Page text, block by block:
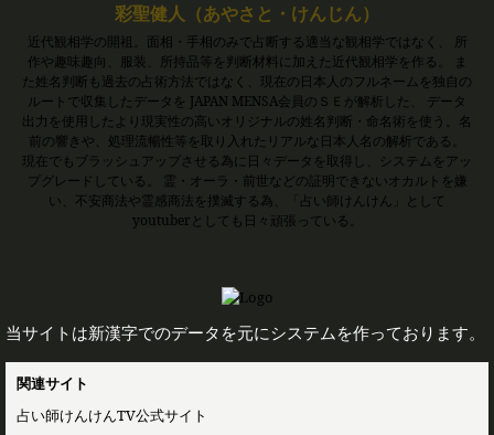
彩聖健人（あやさと・けんじん）
近代観相学の開祖。面相・手相のみで占断する適当な観相学ではなく、 所
作や趣味趣向、服装、所持品等を判断材料に加えた近代観相学を作る。 ま
た姓名判断も過去の占術方法ではなく、現在の日本人のフルネームを独自の
ルートで収集したデータを JAPAN MENSA会員のＳＥが解析した、 データ
出力を使用したより現実性の高いオリジナルの姓名判断・命名術を使う。名
前の響きや、処理流暢性等を取り入れたリアルな日本人名の解析である。
現在でもブラッシュアップさせる為に日々データを取得し、システムをアッ
プグレードしている。 霊・オーラ・前世などの証明できないオカルトを嫌
い、不安商法や霊感商法を撲滅する為、「占い師けんけん」として
youtuberとしても日々頑張っている。
当サイトは新漢字でのデータを元にシステムを作っております。
関連サイト
占い師けんけんTV公式サイト